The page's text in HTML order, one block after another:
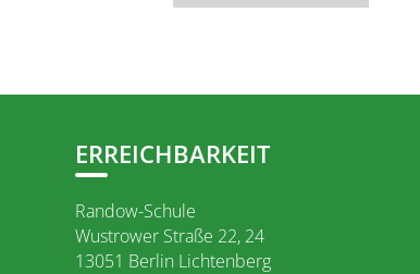
ERREICHBARKEIT
Randow-Schule
Wustrower Straße 22, 24
13051 Berlin Lichtenberg